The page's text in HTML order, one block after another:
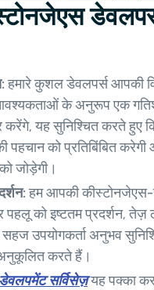
हमारे कुशल डेवलपर्स आपकी
के अनुरूप एक
करेंगे, यह सुनिश्चित करते हुए
पहचान को प्रतिबिंबित
जोड़ेगी।
हम आपकी
पहलू को इष्टतम प्रदर्शन, तेज़
उपयोगकर्ता अनुभव
करते हैं।
सर्विसेज़यह पक्का